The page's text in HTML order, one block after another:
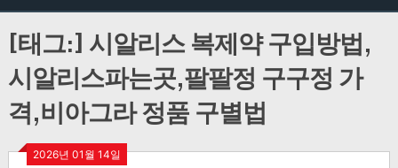
[태그:]시알리스 복제약 구입방법,
시알리스파는곳,팔팔정 구구정 가
격,비아그라 정품 구별법
2026년 01월 14일